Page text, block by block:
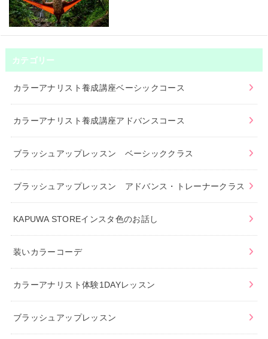
カテゴリー
カラーアナリスト養成講座ベーシックコース
カラーアナリスト養成講座アドバンスコース
ブラッシュアップレッスン ベーシッククラス
ブラッシュアップレッスン アドバンス・トレーナークラス
KAPUWA STOREインスタ色のお話し
装いカラーコーデ
カラーアナリスト体験1DAYレッスン
ブラッシュアップレッスン